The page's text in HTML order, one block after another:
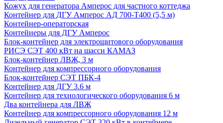
Кожух для генератора Амперос для частного коттеджа
Контейнер для ДГУ Амперос АД 700-Т400 (5,5 м)
Контейнер-операторская
Контейнеры для ДГУ Амперос
Блок-контейнер для электрощитового оборудования
РИСЭ СЭТ 400 кВт на шасси КАМАЗ
Блок-контейнер ЛВЖ, 3 м
Контейнер для компрессорного оборудования
Блок-контейнер СЭТ ПБК-4
Контейнер для ДГУ 3.6 м
Контейнер для технологического оборудования 6 м
Два контейнера для ЛВЖ
Контейнер для компрессорного оборудования 12 м